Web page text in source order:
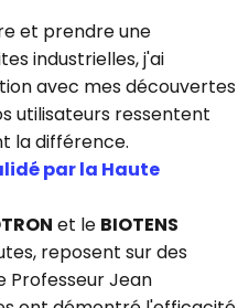
et prendre une
industrielles, j'ai
avec mes découvertes
utilisateurs ressentent
la différence.
par la Haute
et le BIOTENS
reposent sur des
Professeur Jean